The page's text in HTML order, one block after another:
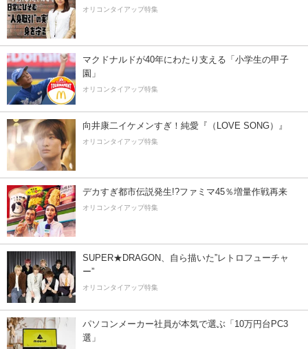
オリコンタイアップ特集
マクドナルドが40年にわたり支える「小学生の甲子
園」
オリコンタイアップ特集
向井康二イケメンすぎ！純愛『（LOVE SONG）』
オリコンタイアップ特集
デカすぎ都市伝説発生!?ファミマ45％増量作戦再来
オリコンタイアップ特集
SUPER★DRAGON、自ら描いた”レトロフューチャ
ー”
オリコンタイアップ特集
パソコンメーカー社員が本気で選ぶ「10万円台PC3
選」